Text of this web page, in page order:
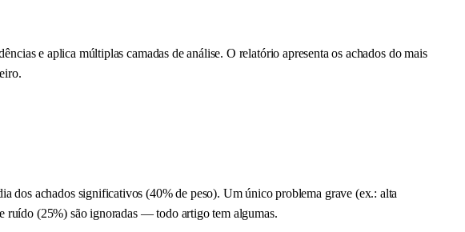
e aplica múltiplas camadas de análise. O relatório apresenta os achados do mais
dos achados significativos (40% de peso). Um único problema grave (ex.: alta
ruído (25%) são ignoradas — todo artigo tem algumas.